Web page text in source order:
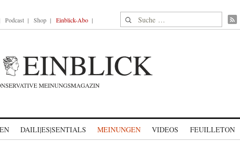
Podcast Shop Einblick-Abo Suche nach:
DAILI|ES|SENTIALS MEINUNGEN VIDEOS FEUILLETON